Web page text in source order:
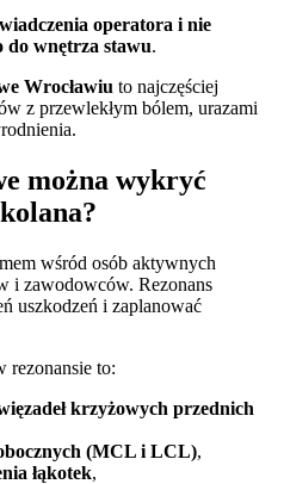
operatora i nie
do wnętrza stawu.
Wrocławiu to najczęściej
z przewlekłym bólem, urazami
można wykryć
wśród osób aktywnych
i zawodowców. Rezonans
uszkodzeń i zaplanować
rezonansie to:
krzyżowych przednich
(MCL i LCL),
łąkotek,